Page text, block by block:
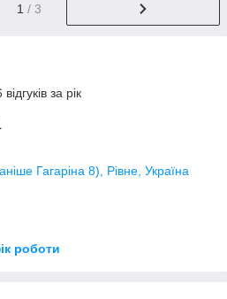
1 / 3
за рік
Гагаріна 8), Рівне, Україна
роботи